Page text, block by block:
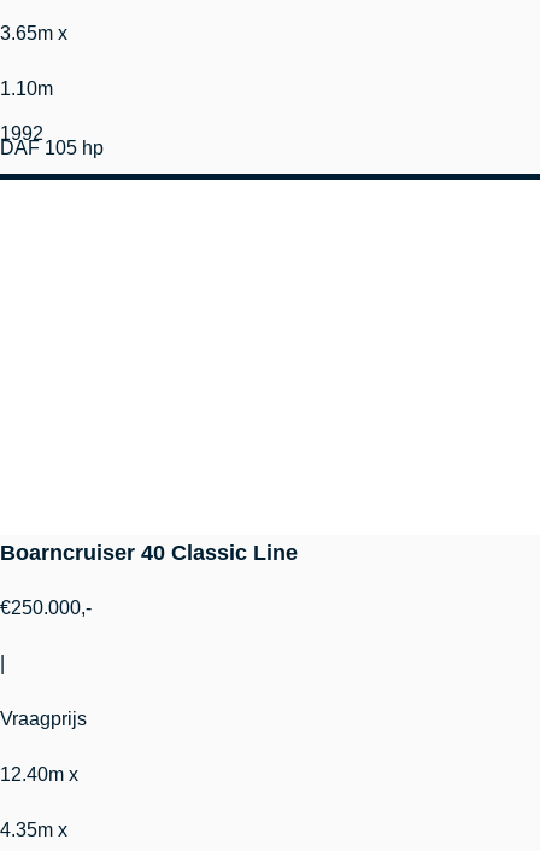
3.65m x
1.10m
1992
DAF 105 hp
Boarncruiser 40 Classic Line
€250.000,-
Vraagprijs
12.40m x
4.35m x